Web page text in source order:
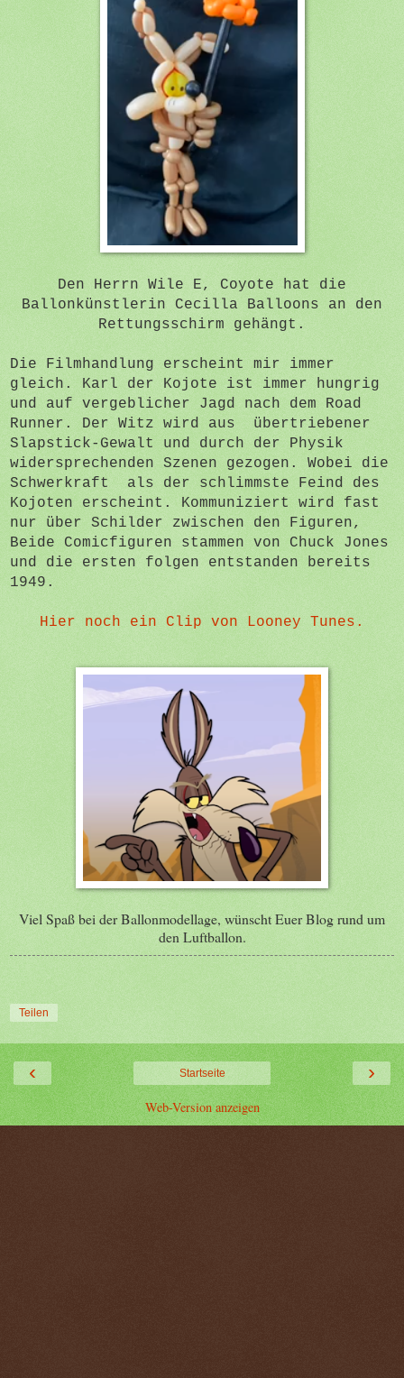
Den Herrn Wile E, Coyote hat die
Ballonkünstlerin Cecilla Balloons an den
Rettungsschirm gehängt.
Die Filmhandlung erscheint mir immer
gleich. Karl der Kojote ist immer hungrig
und auf vergeblicher Jagd nach dem Road
Runner. Der Witz wird aus übertriebener
Slapstick-Gewalt und durch der Physik
widersprechenden Szenen gezogen. Wobei die
Schwerkraft als der schlimmste Feind des
Kojoten erscheint. Kommuniziert wird fast
nur über Schilder zwischen den Figuren,
Beide Comicfiguren stammen von Chuck Jones
und die ersten folgen entstanden bereits
1949.
Hier noch ein Clip von Looney Tunes.
Viel Spaß bei der Ballonmodellage, wünscht Euer Blog rund um
den Luftballon.
Teilen
‹ ›
Startseite
Web-Version anzeigen